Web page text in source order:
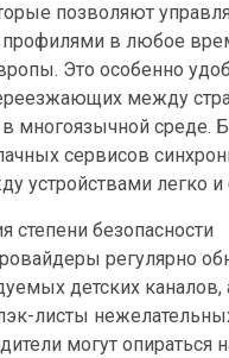
позволяют
профилями в любое
Это особенно
между
многоязычной среде.
сервисов
устройствами легко и
безопасности
регулярно
детских каналов,
листы
могут опираться